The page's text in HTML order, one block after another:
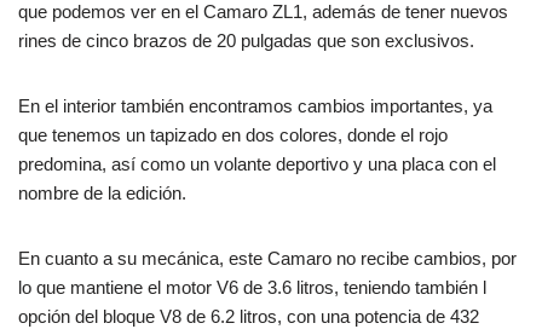
que podemos ver en el Camaro ZL1, además de tener nuevos
rines de cinco brazos de 20 pulgadas que son exclusivos.
En el interior también encontramos cambios importantes, ya
que tenemos un tapizado en dos colores, donde el rojo
predomina, así como un volante deportivo y una placa con el
nombre de la edición.
En cuanto a su mecánica, este Camaro no recibe cambios, por
lo que mantiene el motor V6 de 3.6 litros, teniendo también l
opción del bloque V8 de 6.2 litros, con una potencia de 432